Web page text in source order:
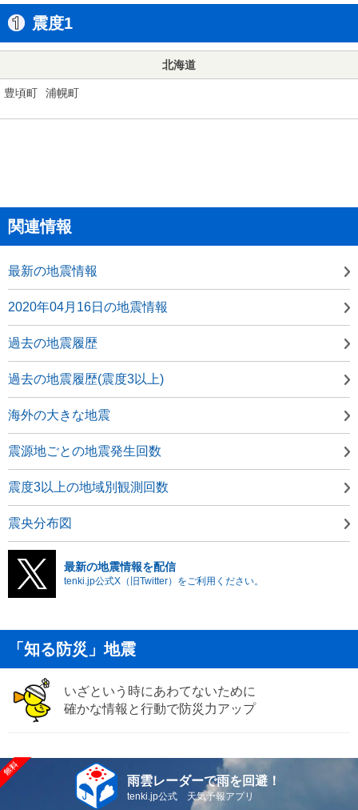
震度1
北海道
豊頃町 浦幌町
関連情報
最新の地震情報
2020年04月16日の地震情報
過去の地震履歴
過去の地震履歴(震度3以上)
海外の大きな地震
震源地ごとの地震発生回数
震度3以上の地域別観測回数
震央分布図
最新の地震情報を配信
tenki.jp公式X（旧Twitter）をご利用ください。
「知る防災」地震
いざという時にあわてないために
確かな情報と行動で防災力アップ
雨雲レーダーで雨を回避！
tenki.jp公式 天気予報アプリ